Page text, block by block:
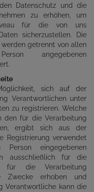
Datenschutz und die
zu erhöhen, um
für die von uns
sicherzustellen. Die
getrennt von allen
angegebenen
sich auf der
Verantwortlichen unter
zu registrieren. Welche
den für die Verarbeitung
ergibt sich aus der
Registrierung verwendet
eingegebenen
ausschließlich für die
für die Verarbeitung
Zwecke erhoben und
Verantwortliche kann die